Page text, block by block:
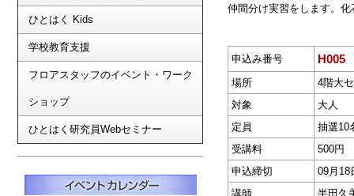
ひとはく Kids
学校教育支援
フロアスタッフのイベント・ワーク
ショップ
ひとはく研究員Webセミナー
仲間分け実習をします。
申込み番号 H005
場所
4階大
対象
大人
定員
抽選10
受講料
500円
申込締切
09月18
講師
半田久